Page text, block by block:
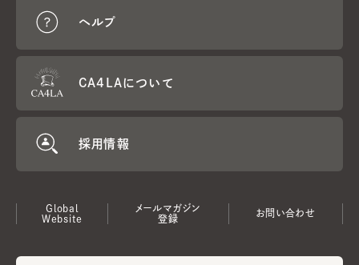
ヘルプ
CA4LAについて
採用情報
Global
Website
メールマガジン
登録
お問い合わせ